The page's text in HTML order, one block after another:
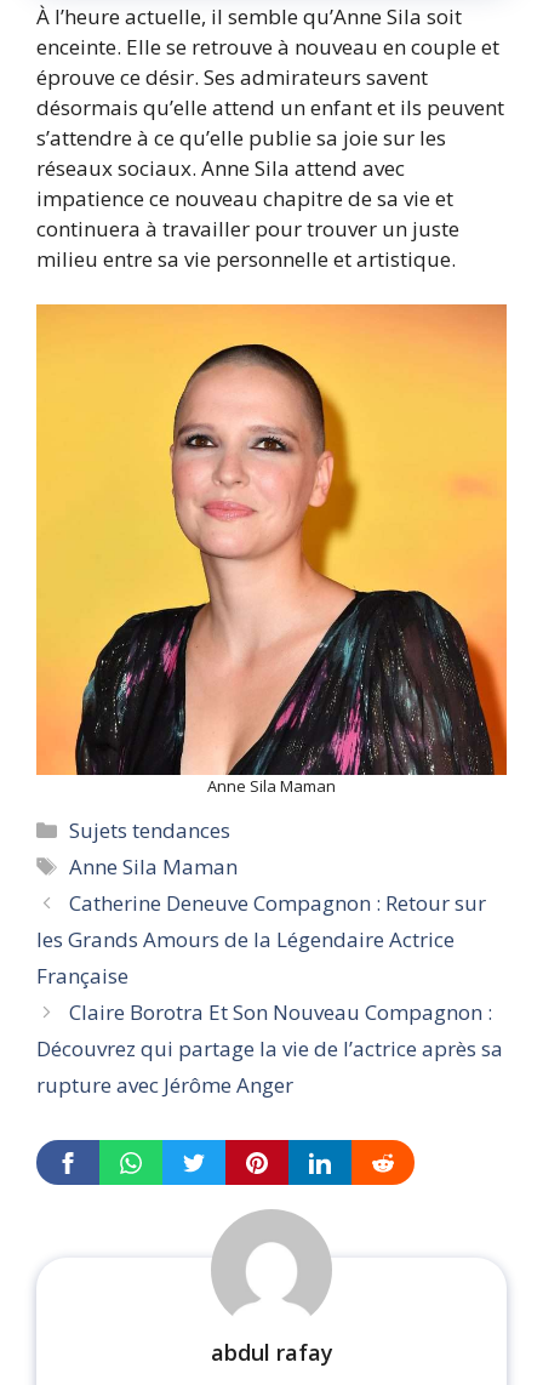
À l’heure actuelle, il semble qu’Anne Sila soit
enceinte. Elle se retrouve à nouveau en couple et
éprouve ce désir. Ses admirateurs savent
désormais qu’elle attend un enfant et ils peuvent
s’attendre à ce qu’elle publie sa joie sur les
réseaux sociaux. Anne Sila attend avec
impatience ce nouveau chapitre de sa vie et
continuera à travailler pour trouver un juste
milieu entre sa vie personnelle et artistique.
Anne Sila Maman
Categories
Sujets tendances
Tags
Anne Sila Maman
Catherine Deneuve Compagnon : Retour sur
les Grands Amours de la Légendaire Actrice
Française
Claire Borotra Et Son Nouveau Compagnon :
Découvrez qui partage la vie de l’actrice après sa
rupture avec Jérôme Anger
abdul rafay